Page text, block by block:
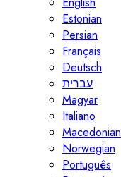
Estonian
Persian
Français
Deutsch
עברית
Magyar
Italiano
Macedonian
Norwegian
Português